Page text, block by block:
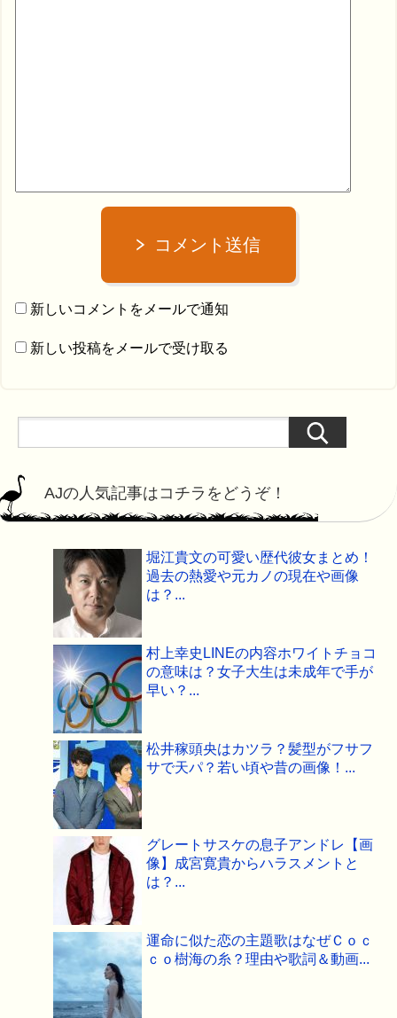
コメント送信
新しいコメントをメールで通知
新しい投稿をメールで受け取る
AJの人気記事はコチラをどうぞ！
堀江貴文の可愛い歴代彼女まとめ！
過去の熱愛や元カノの現在や画像
は？...
村上幸史LINEの内容ホワイトチョコ
の意味は？女子大生は未成年で手が
早い？...
松井稼頭央はカツラ？髪型がフサフ
サで天パ？若い頃や昔の画像！...
グレートサスケの息子アンドレ【画
像】成宮寛貴からハラスメントと
は？...
運命に似た恋の主題歌はなぜＣｏｃ
ｃｏ樹海の糸？理由や歌詞＆動画...